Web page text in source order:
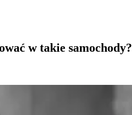
w takie samochody?